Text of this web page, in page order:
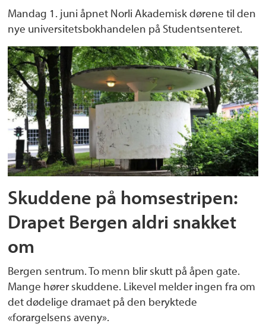
Mandag 1. juni åpnet Norli Akademisk dørene til den
nye universitetsbokhandelen på Studentsenteret.
Skuddene på homsestripen:
Drapet Bergen aldri snakket
om
Bergen sentrum. To menn blir skutt på åpen gate.
Mange hører skuddene. Likevel melder ingen fra om
det dødelige dramaet på den beryktede
«forargelsens aveny».